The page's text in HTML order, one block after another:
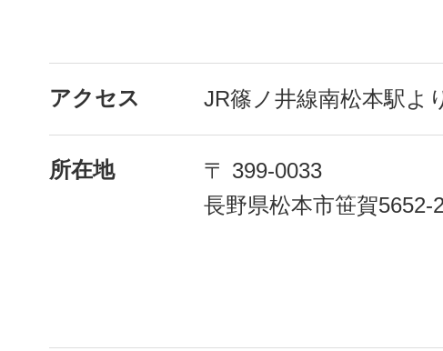
アクセス JR篠ノ井線南松本駅よ
所在地
〒 399-0033
長野県松本市笹賀